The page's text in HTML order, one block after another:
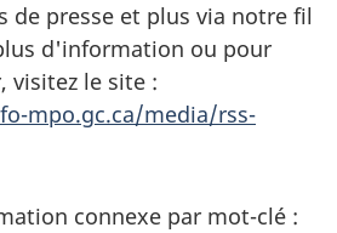
de presse et plus via notre fil
d'information ou pour
visitez le site :
mpo.gc.ca/media/rss-
connexe par mot-clé :